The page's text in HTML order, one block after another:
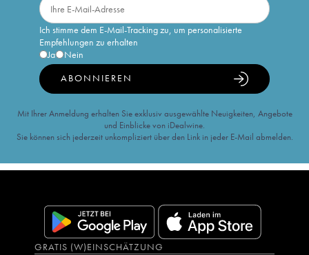
Ich stimme dem E-Mail-Tracking zu, um personalisierte
Empfehlungen zu erhalten
Ja
Nein
ABONNIEREN
Mit Ihrer Anmeldung erhalten Sie exklusiv ausgewählte Neuigkeiten, Angebote
und Einblicke von iDealwine.
Sie können sich jederzeit unkompliziert über den Link in jeder E-Mail abmelden.
GRATIS (W)EINSCHÄTZUNG